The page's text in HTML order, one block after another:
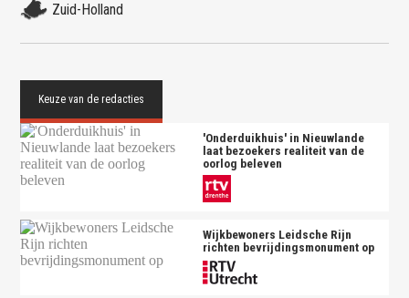
Zuid-Holland
'Onderduikhuis' in Nieuwlande
laat bezoekers realiteit van de
oorlog beleven
Wijkbewoners Leidsche Rijn
richten bevrijdingsmonument op